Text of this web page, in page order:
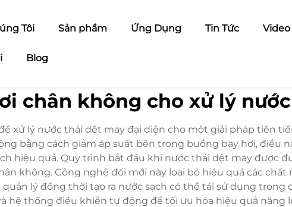
Tôi Sản phẩm Ứng Dụng Tin Tức Video
Blog
chân không cho xử lý
xử lý nước thải dệt may đại diện cho một giải pháp tiên
bằng cách giảm áp suất bên trong buồng bay hơi, điều
hiệu quả. Quy trình bắt đầu khi nước thải dệt may được
không. Công nghệ đổi mới này loại bỏ hiệu quả các
lý đồng thời tạo ra nước sạch có thể tái sử dụng
hệ thống điều khiển tự động để tối ưu hóa hiệu quả năng